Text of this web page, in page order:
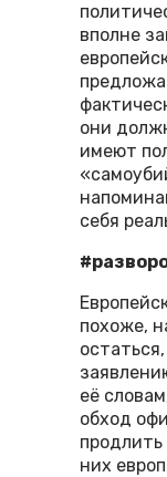
вполне
они
имеют
себя
похоже,
её
обход
них